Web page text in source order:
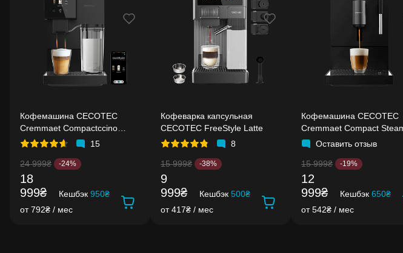
Кофемашина CECOTEC
Cremmaet Compactccino
Connected
15
24 999₴ -24%
18
999₴
Кешбэк 950₴
от 792₴ / мес
Кофеварка капсульная
CECOTEC FreeStyle Latte
8
15 999₴ -38%
9
999₴
Кешбэк 500₴
от 417₴ / мес
Кофемашина CECOTEC
Cremmaet Compact
Оставить отзыв
15 999₴ -19%
12
999₴
Кешбэк 650₴
от 542₴ / мес